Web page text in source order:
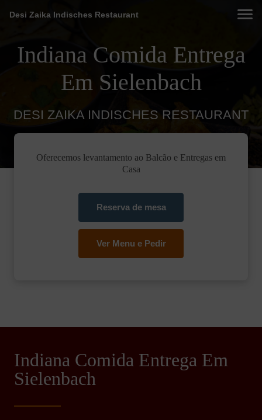
Desi Zaika Indisches Restaurant
Indiana Comida Entrega
Em Sielenbach
DESI ZAIKA INDISCHES RESTAURANT
Oferecemos levantamento ao Balcão e Entregas em
Casa
Reserva de mesa
Ver Menu e Pedir
Indiana Comida Entrega Em
Sielenbach